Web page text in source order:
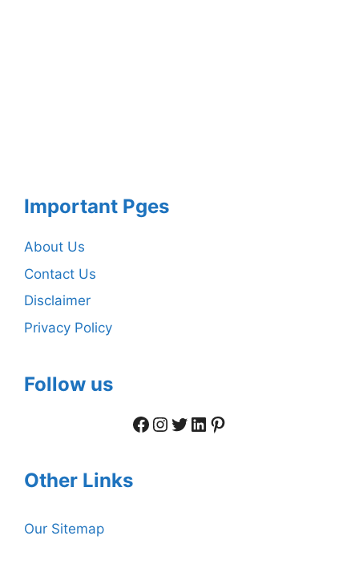
Important Pges
About Us
Contact Us
Disclaimer
Privacy Policy
Follow us
Facebook
Instagram
Twitter
LinkedIn
Pinterest
Other Links
Our Sitemap